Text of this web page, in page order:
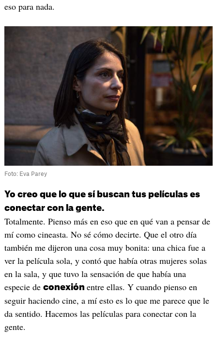
eso para nada.
Foto: Eva Parey
Yo creo que lo que sí buscan tus películas es
conectar con la gente.
Totalmente. Pienso más en eso que en qué van a pensar de
mí como cineasta. No sé cómo decirte. Que el otro día
también me dijeron una cosa muy bonita: una chica fue a
ver la película sola, y contó que había otras mujeres solas
en la sala, y que tuvo la sensación de que había una
especie de conexión entre ellas. Y cuando pienso en
seguir haciendo cine, a mí esto es lo que me parece que le
da sentido. Hacemos las películas para conectar con la
gente.